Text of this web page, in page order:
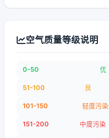
空气质量等级说明
0-50 优
51-100 良
101-150 轻度污染
151-200 中度污染